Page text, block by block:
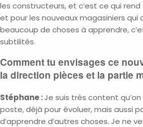
les constructeurs, et c’est ce qui
et pour les nouveaux magasiniers qui
beaucoup de choses à apprendre,
subtilités.
Comment tu envisages ce
la direction pièces et la partie
Stéphane :Je suis très content
poste, déjà pour évoluer, mais aussi
d’apprendre d’autres choses. Je ne